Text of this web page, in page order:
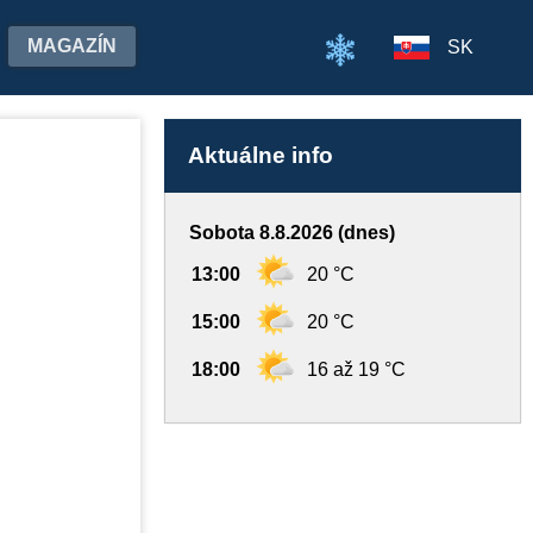
MAGAZÍN SK
Aktuálne info
Sobota 8.8.2026 (dnes)
13:00 20 °C
15:00 20 °C
18:00 16 až 19 °C